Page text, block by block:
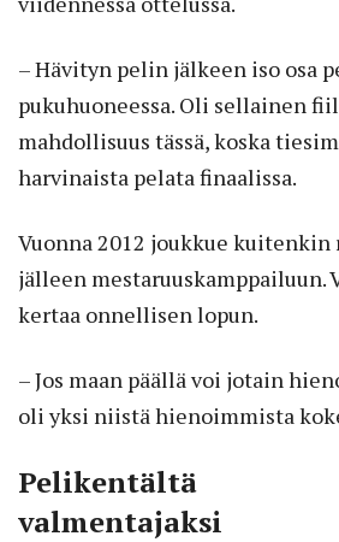
– Hävityn pelin jälkeen iso osa
pukuhuoneessa. Oli sellainen
mahdollisuus tässä, koska
harvinaista pelata finaalissa.
Vuonna 2012 joukkue kuitenkin
jälleen mestaruuskamppailuun.
kertaa onnellisen lopun.
– Jos maan päällä voi jotain
oli yksi niistä hienoimmista
Pelikentältä
valmentajaksi